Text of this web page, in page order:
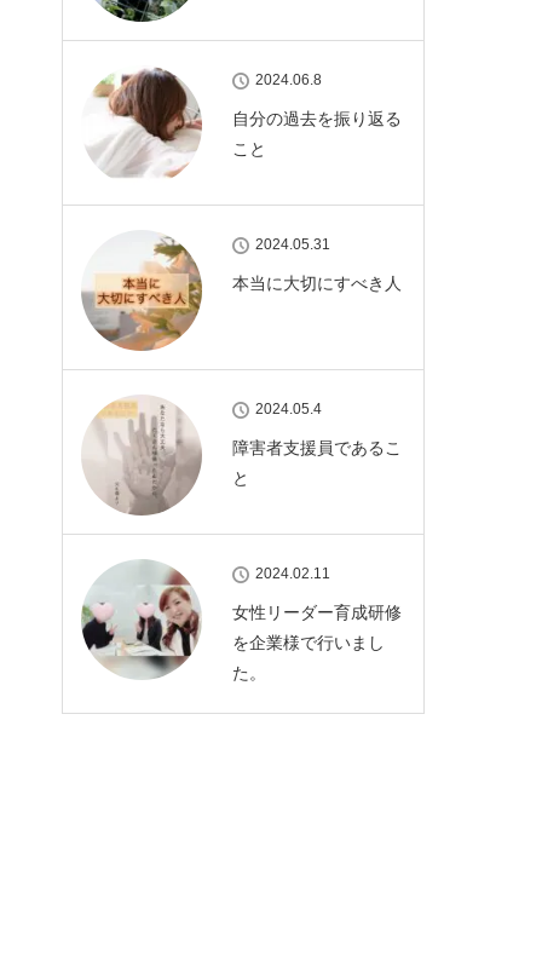
2024.06.8
自分の過去を振り返る
こと
2024.05.31
本当に大切にすべき人
2024.05.4
障害者支援員であるこ
と
2024.02.11
女性リーダー育成研修
を企業様で行いまし
た。